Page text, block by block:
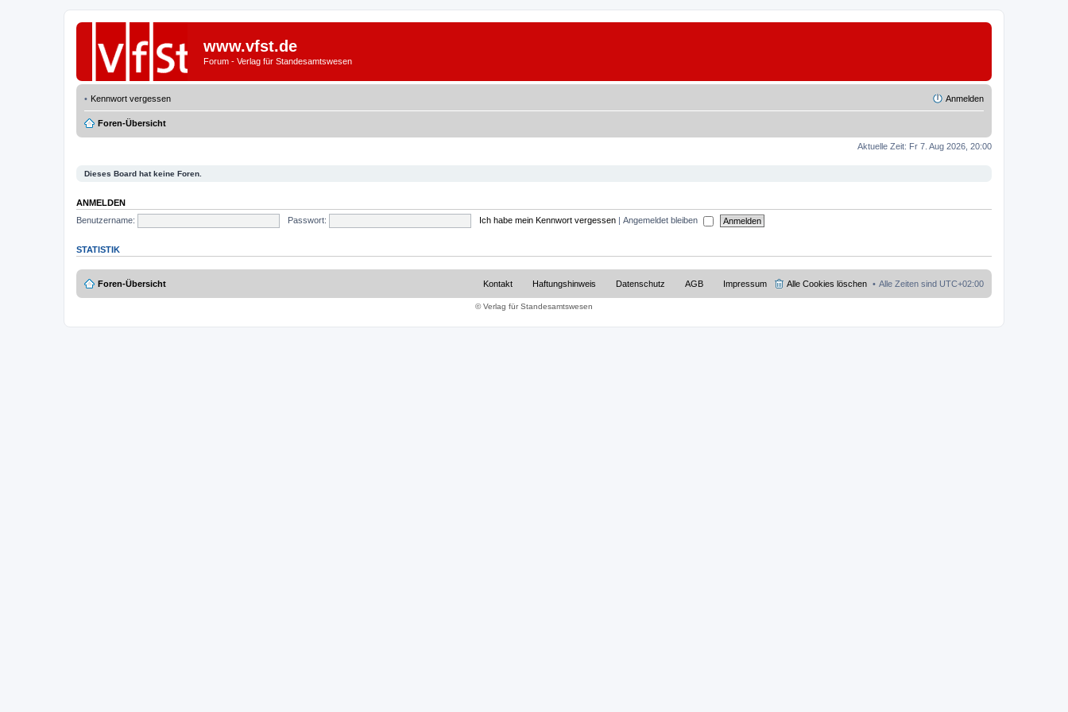
www.vfst.de
Forum - Verlag für Standesamtswesen
Kennwort vergessen Anmelden
Foren-Übersicht
Aktuelle Zeit: Fr 7. Aug 2026, 20:00
Dieses Board hat keine Foren.
ANMELDEN
Benutzername:
Passwort: Ich habe mein Kennwort vergessen | Angemeldet bleiben
STATISTIK
Foren-Übersicht Alle Zeiten sind UTC+02:00
Alle Cookies löschen
Impressum
AGB
Datenschutz
Haftungshinweis
Kontakt
© Verlag für Standesamtswesen